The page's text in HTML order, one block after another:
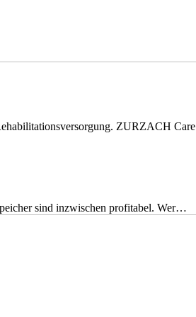
ZURZACH
sind inzwischen profitabel. Wer…